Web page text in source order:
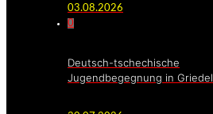
03.08.2026
0
Deutsch-tschechische
Jugendbegegnung in Griedel